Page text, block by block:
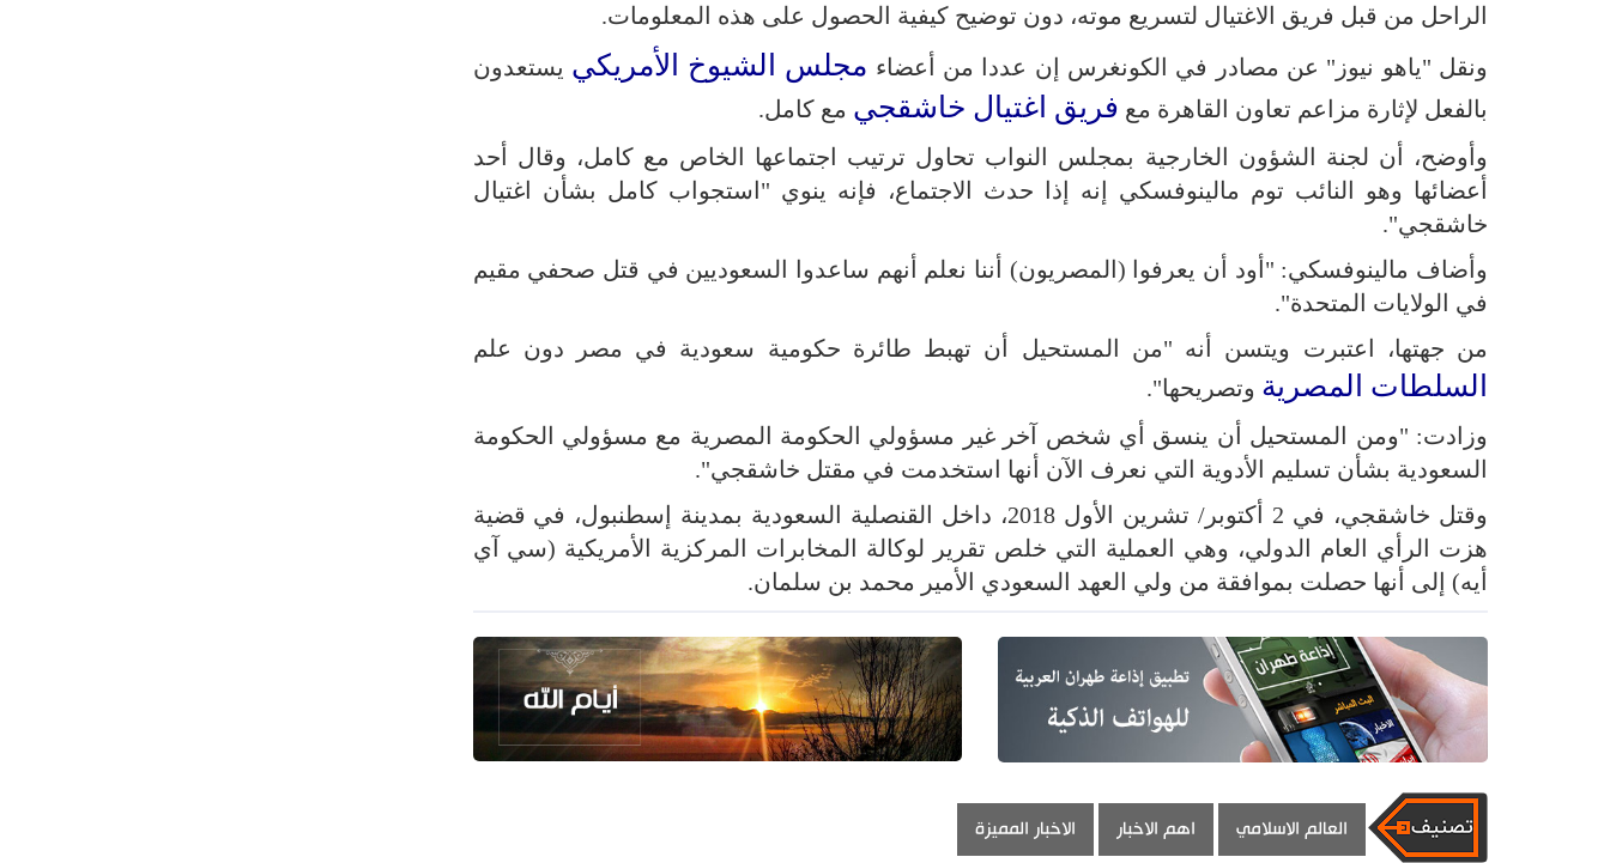
الراحل من قبل فريق الاغتيال لتسريع موته، دون توضيح كيفية الحصول على هذه المعلومات.
ونقل "ياهو نيوز" عن مصادر في الكونغرس إن عددا من أعضاء مجلس الشيوخ الأمريكي يستعدون
بالفعل لإثارة مزاعم تعاون القاهرة مع فريق اغتيال خاشقجي مع كامل.
وأوضح، أن لجنة الشؤون الخارجية بمجلس النواب تحاول ترتيب اجتماعها الخاص مع كامل، وقال أحد
أعضائها وهو النائب توم مالينوفسكي إنه إذا حدث الاجتماع، فإنه ينوي "استجواب كامل بشأن اغتيال
خاشقجي".
وأضاف مالينوفسكي: "أود أن يعرفوا (المصريون) أننا نعلم أنهم ساعدوا السعوديين في قتل صحفي مقيم
في الولايات المتحدة".
من جهتها، اعتبرت ويتسن أنه "من المستحيل أن تهبط طائرة حكومية سعودية في مصر دون علم
السلطات المصرية وتصريحها".
وزادت: "ومن المستحيل أن ينسق أي شخص آخر غير مسؤولي الحكومة المصرية مع مسؤولي الحكومة
السعودية بشأن تسليم الأدوية التي نعرف الآن أنها استخدمت في مقتل خاشقجي".
وقتل خاشقجي، في 2 أكتوبر/ تشرين الأول 2018، داخل القنصلية السعودية بمدينة إسطنبول، في قضية
هزت الرأي العام الدولي، وهي العملية التي خلص تقرير لوكالة المخابرات المركزية الأمريكية (سي آي
أيه) إلى أنها حصلت بموافقة من ولي العهد السعودي الأمير محمد بن سلمان.
العالم الاسلامي اهم الاخبار الاخبار المميزة